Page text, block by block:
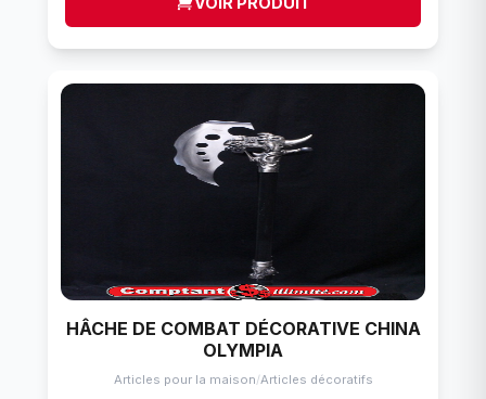
HÂCHE DE COMBAT DÉCORATIVE CHINA
OLYMPIA
Articles pour la maison/Articles décoratifs